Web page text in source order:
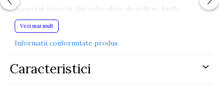
Aspectul inspirat din vehiculele de politie, liniile
sportive si detaliile atent realizate transforma jucaria
intr-o alegere atractiva pentru copiii pasionati de
Caracteristici principale:
Vezi mai mult
Informatii conformitate produs
Caracteristici